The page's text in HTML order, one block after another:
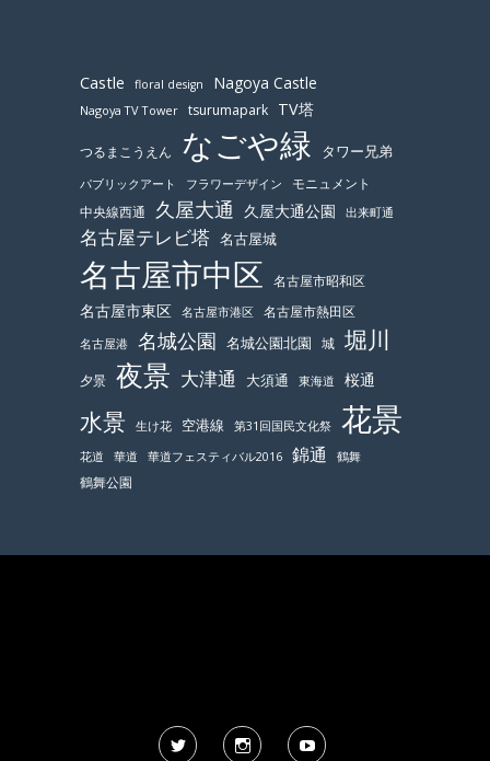
Castle floral design Nagoya Castle
Nagoya TV Tower tsurumapark TV塔
つるまこうえん なごや緑 タワー兄弟
パブリックアート フラワーデザイン
モニュメント
中央線西通
久屋大通 久屋大通公園 出来町通
名古屋テレビ塔 名古屋城
名古屋市中区 名古屋市昭和区
名古屋市東区 名古屋市港区 名古屋市熱田区
名古屋港 名城公園 名城公園北園 城 堀川
夕景 夜景 大津通 大須通 東海道 桜通
水景 生け花 空港線 第31回国民文化祭 花景
花道 華道 華道フェスティバル2016 錦通 鶴舞
鶴舞公園